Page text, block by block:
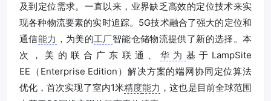
及到定位需求。一直以来，业界缺乏高效的定位技术来实
现各种物流要素的实时追踪。5G技术融合了强大的定位和
通信能力 ，为美的工厂智能仓储物流提供了新的选择。本
次，美的联合广东联通、华为 基于LampSite
EE（Enterprise Edition）解决方案的端网协同定位算法
优化，首次实现了室内1米精度能力 ，这也是目前全球范围